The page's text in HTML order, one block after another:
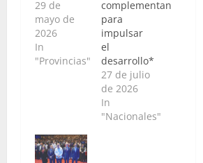
29 de
mayo de
2026
In
"Provincias"
complementan
para
impulsar
el
desarrollo*
27 de julio
de 2026
In
"Nacionales"